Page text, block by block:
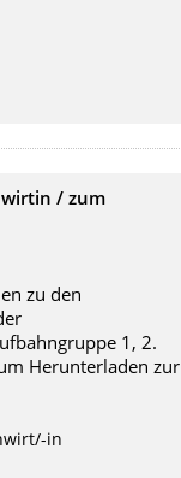
/ zum
zu den
1, 2.
Herunterladen zur
in